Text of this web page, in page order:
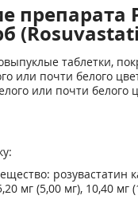
препарата
таблетки,
или почти белого
или почти белого
розувастатин
мг (5,00 мг), 10,40 мг